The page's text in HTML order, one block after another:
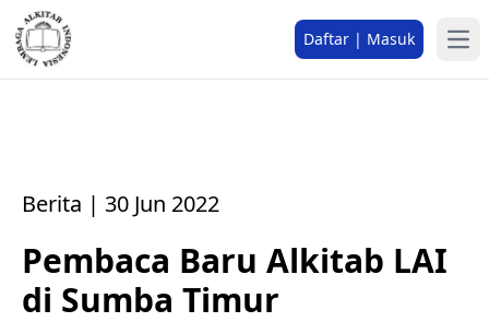
Daftar | Masuk
Berita | 30 Jun 2022
Pembaca Baru Alkitab LAI
di Sumba Timur